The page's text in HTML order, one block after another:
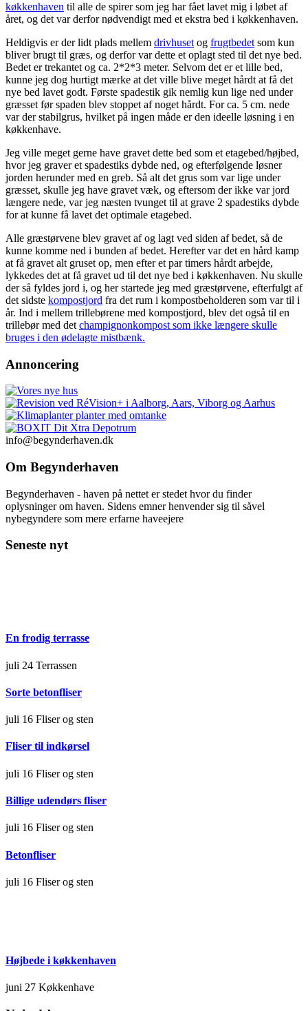
køkkenhaven til alle de spirer som jeg har fået lavet mig i løbet af
året, og det var derfor nødvendigt med et ekstra bed i køkkenhaven.
Heldigvis er der lidt plads mellem drivhuset og frugtbedet som kun
bliver brugt til græs, og derfor var dette et oplagt sted til det nye bed.
Bedet er trekantet og ca. 2*2*3 meter. Selvom det er et lille bed,
kunne jeg dog hurtigt mærke at det ville blive meget hårdt at få det
nye bed lavet godt. Første spadestik gik nemlig kun lige ned under
græsset før spaden blev stoppet af noget hårdt. For ca. 5 cm. nede
var der stabilgrus, hvilket på ingen måde er den ideelle løsning i en
køkkenhave.
Jeg ville meget gerne have gravet dette bed som et etagebed/højbed,
hvor jeg graver et spadestiks dybde ned, og efterfølgende løsner
jorden herunder med en greb. Så alt det grus som var lige under
græsset, skulle jeg have gravet væk, og eftersom der ikke var jord
længere nede, var jeg næsten tvunget til at grave 2 spadestiks dybde
for at kunne få lavet det optimale etagebed.
Alle græstørvene blev gravet af og lagt ved siden af bedet, så de
kunne komme ned i bunden af bedet. Herefter var det en hård kamp
at få gravet alt gruset op, men efter et par timers hårdt arbejde,
lykkedes det at få gravet ud til det nye bed i køkkenhaven. Nu skulle
der så fyldes jord i, og her startede jeg med græstørvene, efterfulgt af
det sidste kompostjord fra det rum i kompostbeholderen som var til i
år. Ind i mellem trillebørene med kompostjord, blev det også til en
trillebør med det champignonkompost som ikke længere skulle
bruges i den ødelagte mistbænk.
Annoncering
info@begynderhaven.dk
Om Begynderhaven
Begynderhaven - haven på nettet er stedet hvor du finder
oplysninger om haven. Sidens emner henvender sig til såvel
nybegyndere som mere erfarne haveejere
Seneste nyt
En frodig terrasse
juli 24 Terrassen
Sorte betonfliser
juli 16 Fliser og sten
Fliser til indkørsel
juli 16 Fliser og sten
Billige udendørs fliser
juli 16 Fliser og sten
Betonfliser
juli 16 Fliser og sten
Højbede i køkkenhaven
juni 27 Køkkenhave